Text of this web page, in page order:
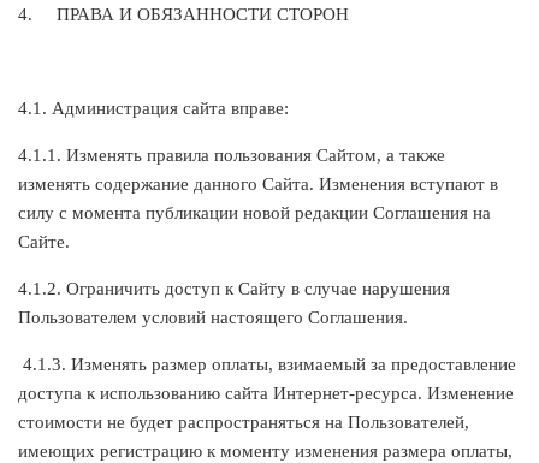
4. ПРАВА И ОБЯЗАННОСТИ СТОРОН
4.1. Администрация сайта вправе:
4.1.1. Изменять правила пользования Сайтом, а также
изменять содержание данного Сайта. Изменения вступают в
силу с момента публикации новой редакции Соглашения на
Сайте.
4.1.2. Ограничить доступ к Сайту в случае нарушения
Пользователем условий настоящего Соглашения.
4.1.3. Изменять размер оплаты, взимаемый за предоставление
доступа к использованию сайта Интернет-ресурса. Изменение
стоимости не будет распространяться на Пользователей,
имеющих регистрацию к моменту изменения размера оплаты,